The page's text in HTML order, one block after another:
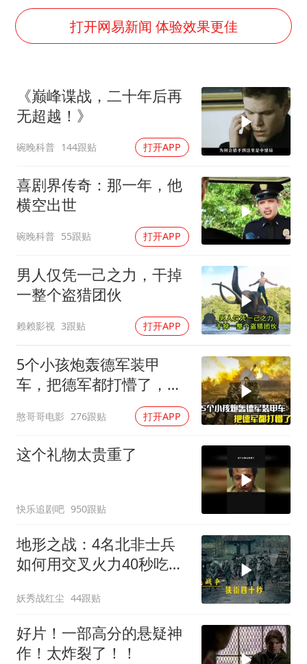
笔试第一被劝弃考涉事副校长被撤职
构建更高水平的全民健身公共服务体系
灌溉水坝被隔成鱼塘 村民投诉20余年
萌娃帮爷爷脱玉米 卖力干活超可爱
打开网易新闻 体验效果更佳
《巅峰谍战，二十年后再
无超越！》
碗晚科普 144跟贴 打开APP
喜剧界传奇：那一年，他
横空出世
碗晚科普 55跟贴 打开APP
男人仅凭一己之力，干掉
一整个盗猎团伙
赖赖影视 3跟贴 打开APP
5个小孩炮轰德军装甲
车，把德军都打懵了，战
憨哥哥电影 276跟贴 打开APP
这个礼物太贵重了
快乐追剧吧 950跟贴
地形之战：4名北非士兵
如何用交叉火力40秒吃掉
妖秀战红尘 44跟贴
好片！一部高分的悬疑神
作！太炸裂了！！